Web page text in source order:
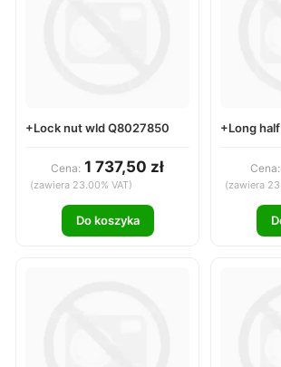
+Lock nut wld Q8027850
Cena: 1 737,50 zł
(zawiera 23.00% VAT)
Do koszyka
+Long
Cena:
(zawiera